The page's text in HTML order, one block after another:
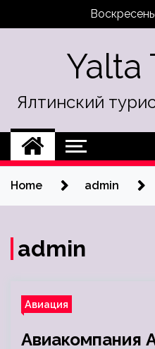
Yalta
Ялтинский
Home admin
admin
Авиация
Авиакомпания